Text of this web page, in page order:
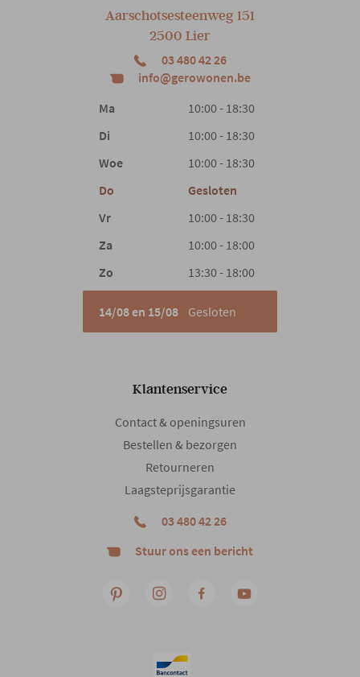
Aarschotsesteenweg 151
2500 Lier
03 480 42 26
info@gerowonen.be
Ma
10:00 - 18:30
Di
10:00 - 18:30
Woe
10:00 - 18:30
Do
Gesloten
Vr
10:00 - 18:30
Za
10:00 - 18:00
Zo
13:30 - 18:00
14/08 en 15/08 Gesloten
Klantenservice
Contact & openingsuren
Bestellen & bezorgen
Retourneren
Laagsteprijsgarantie
03 480 42 26
Stuur ons een bericht